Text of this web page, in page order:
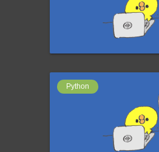
Python